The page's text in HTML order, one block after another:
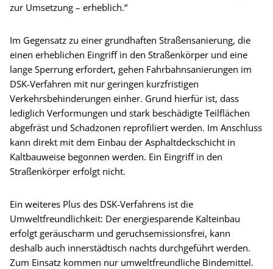
zur Umsetzung – erheblich.“
Im Gegensatz zu einer grundhaften Straßensanierung, die
einen erheblichen Eingriff in den Straßenkörper und eine
lange Sperrung erfordert, gehen Fahrbahnsanierungen im
DSK-Verfahren mit nur geringen kurzfristigen
Verkehrsbehinderungen einher. Grund hierfür ist, dass
lediglich Verformungen und stark beschädigte Teilflächen
abgefräst und Schadzonen reprofiliert werden. Im Anschluss
kann direkt mit dem Einbau der Asphaltdeckschicht in
Kaltbauweise begonnen werden. Ein Eingriff in den
Straßenkörper erfolgt nicht.
Ein weiteres Plus des DSK-Verfahrens ist die
Umweltfreundlichkeit: Der energiesparende Kalteinbau
erfolgt geräuscharm und geruchsemissionsfrei, kann
deshalb auch innerstädtisch nachts durchgeführt werden.
Zum Einsatz kommen nur umweltfreundliche Bindemittel.